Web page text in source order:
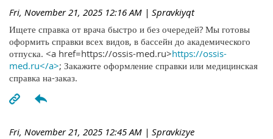
Fri, November 21, 2025 12:16 AM | Spravkiyqt
Ищете справка от врача быстро и без очередей? Мы готовы
оформить справки всех видов, в бассейн до академического
отпуска. <a href=https://ossis-med.ru>https://ossis-
med.ru</a>; Закажите оформление справки или медицинская
справка на-заказ.
Fri, November 21, 2025 12:45 AM | Spravkizye